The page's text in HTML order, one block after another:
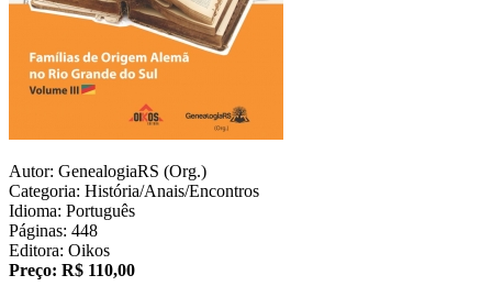
Autor: GenealogiaRS (Org.)
Categoria: História/Anais/Encontros
Idioma: Português
Páginas: 448
Editora: Oikos
Preço: R$ 110,00